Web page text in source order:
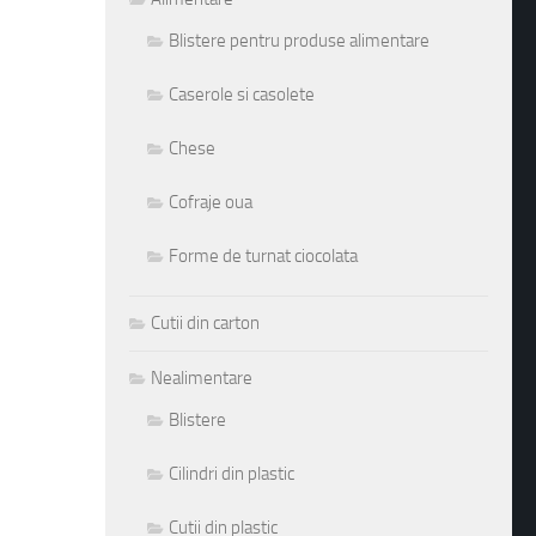
Blistere pentru produse alimentare
Caserole si casolete
Chese
Cofraje oua
Forme de turnat ciocolata
Cutii din carton
Nealimentare
Blistere
Cilindri din plastic
Cutii din plastic